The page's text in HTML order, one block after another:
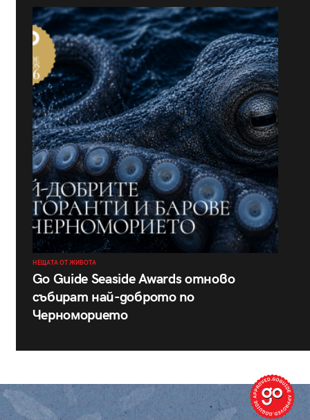
НЕЩАТА ОТ ЖИВОТА
Go Guide Seaside Awards отново
събират най-доброто по
Черноморието